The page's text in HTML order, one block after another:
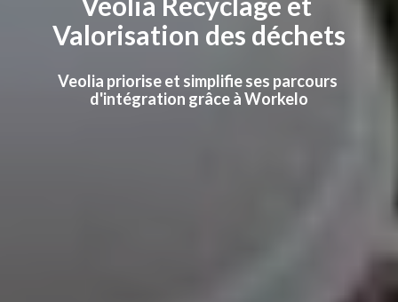
Valorisation des déchets
Veolia priorise et simplifie ses parcours
d'intégration grâce à Workelo